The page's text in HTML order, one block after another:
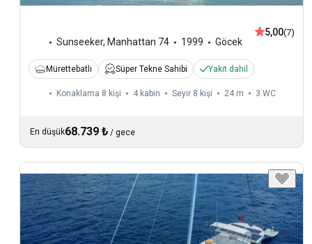
Sunseeker, Manhattan 74 1999 Göcek
5,00(7)
Mürettebatlı Süper Tekne Sahibi Yakıt dahil
Konaklama 8 kişi 4 kabin Seyir 8 kişi 24 m 3 WC
En düşük68.739 ₺ / gece